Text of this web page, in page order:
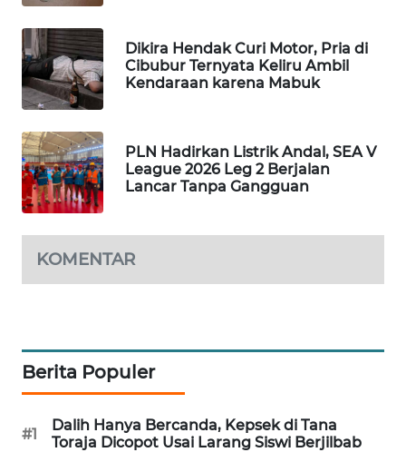
Dikira Hendak Curi Motor, Pria di
Cibubur Ternyata Keliru Ambil
Kendaraan karena Mabuk
PLN Hadirkan Listrik Andal, SEA V
League 2026 Leg 2 Berjalan
Lancar Tanpa Gangguan
KOMENTAR
Berita Populer
#1
Dalih Hanya Bercanda, Kepsek di Tana
Toraja Dicopot Usai Larang Siswi Berjilbab
MASYARAKAT
KELISTRIKAN
WALINKI
MAWAKA
ID
MARTABAT
NET
MKLI
LPKKI